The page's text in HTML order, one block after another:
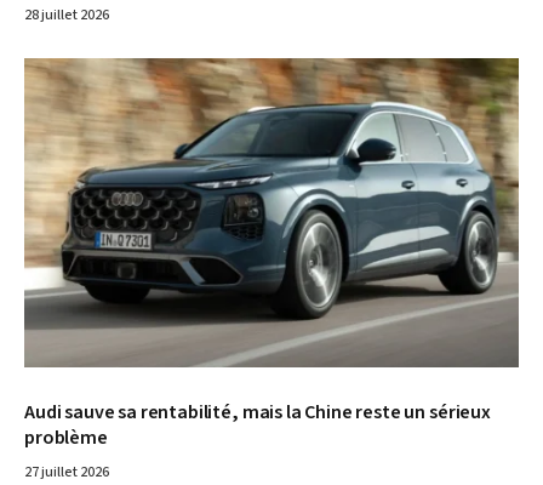
28 juillet 2026
© Audi
Audi sauve sa rentabilité, mais la Chine reste un sérieux
problème
27 juillet 2026